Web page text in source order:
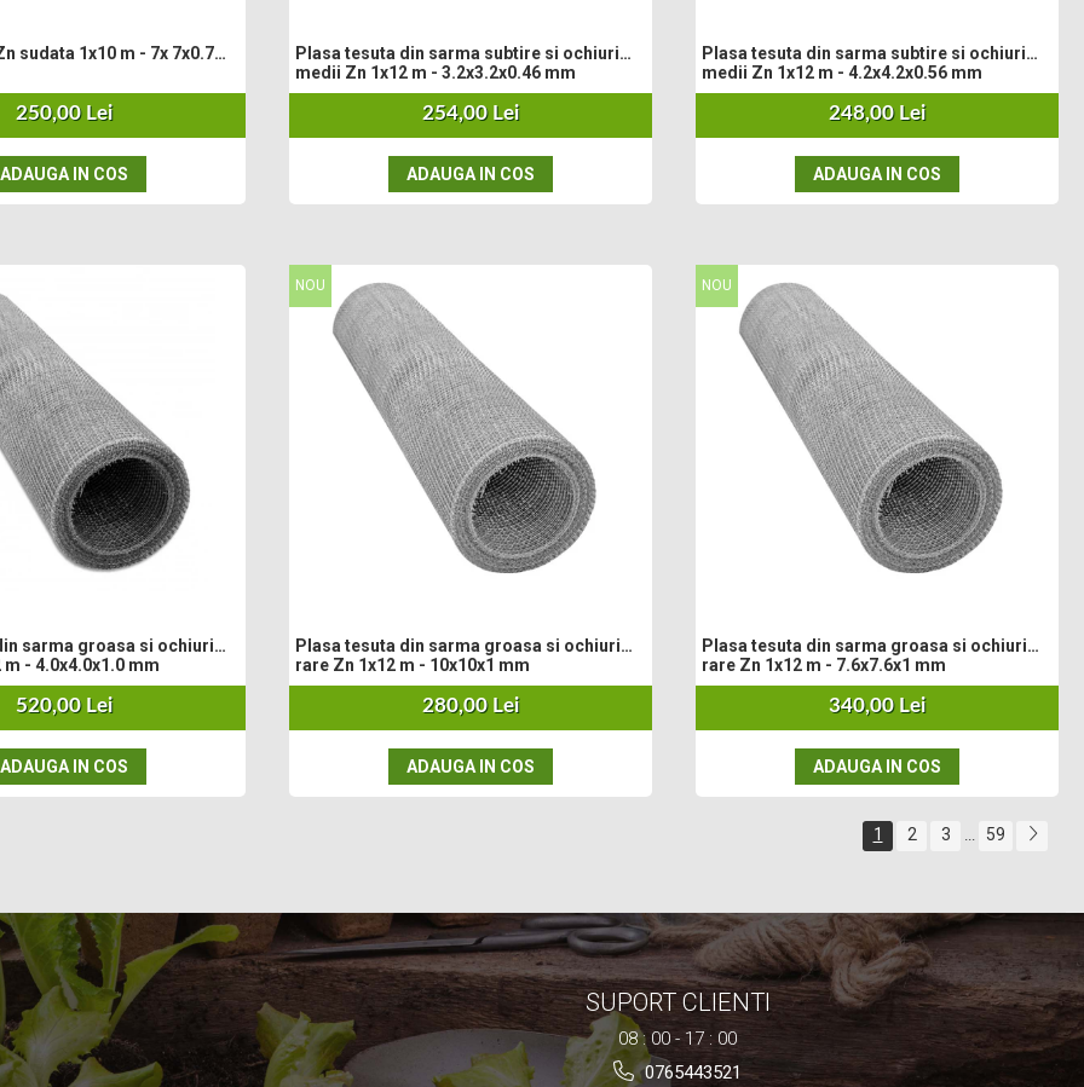
sudata 1x10 m - 7x 7x0.7
250,00 Lei
ADAUGA IN COS
Plasa tesuta din sarma subtire si ochiuri
medii Zn 1x12 m - 3.2x3.2x0.46 mm
254,00 Lei
ADAUGA IN COS
Plasa tesuta din sarma subtire si ochiuri
medii Zn 1x12 m - 4.2x4.2x0.56 mm
248,00 Lei
ADAUGA IN COS
sarma groasa si ochiuri
- 4.0x4.0x1.0 mm
520,00 Lei
ADAUGA IN COS
NOU
Plasa tesuta din sarma groasa si ochiuri
rare Zn 1x12 m - 10x10x1 mm
280,00 Lei
ADAUGA IN COS
NOU
Plasa tesuta din sarma groasa si ochiuri
rare Zn 1x12 m - 7.6x7.6x1 mm
340,00 Lei
ADAUGA IN COS
1 2 3 59
SUPORT CLIENTI
08 : 00 - 17 : 00
0765443521